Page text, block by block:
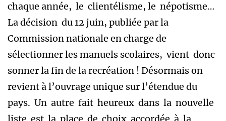
chaque année, le clientélisme, le népotisme…
La décision du 12 juin, publiée par la
Commission nationale en charge de
sélectionner les manuels scolaires, vient donc
sonner la fin de la recréation ! Désormais on
revient à l’ouvrage unique sur l’étendue du
pays. Un autre fait heureux dans la nouvelle